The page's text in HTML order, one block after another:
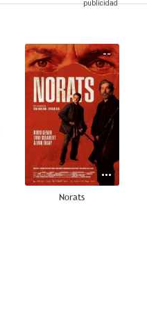
--
Norats